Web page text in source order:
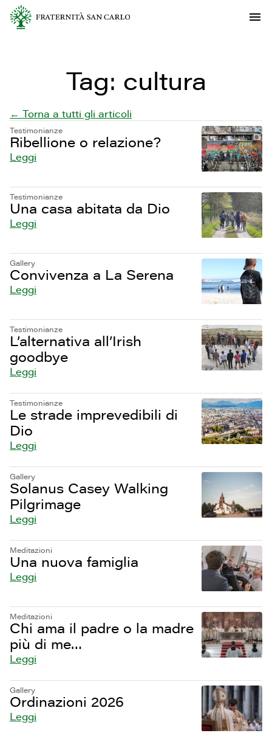
Tag: cultura
← Torna a tutti gli articoli
Testimonianze
Ribellione o relazione?
Leggi
Testimonianze
Una casa abitata da Dio
Leggi
Gallery
Convivenza a La Serena
Leggi
Testimonianze
L’alternativa all’Irish
goodbye
Leggi
Testimonianze
Le strade imprevedibili di
Dio
Leggi
Gallery
Solanus Casey Walking
Pilgrimage
Leggi
Meditazioni
Una nuova famiglia
Leggi
Meditazioni
Chi ama il padre o la madre
più di me…
Leggi
Gallery
Ordinazioni 2026
Leggi